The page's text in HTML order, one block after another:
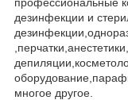
дезинфекции и
многое другое.